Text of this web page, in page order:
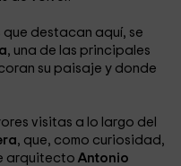
que destacan aquí, se
, una de las principales
su paisaje y donde
visitas a lo largo del
, que, como curiosidad,
arquitectoAntonio